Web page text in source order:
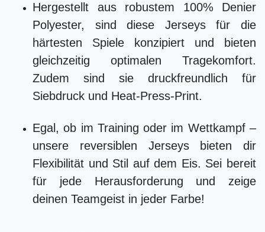
Hergestellt aus robustem 100% Denier
Polyester, sind diese Jerseys für die
härtesten Spiele konzipiert und bieten
gleichzeitig optimalen Tragekomfort.
Zudem sind sie druckfreundlich für
Siebdruck und Heat-Press-Print.
Egal, ob im Training oder im Wettkampf –
unsere reversiblen Jerseys bieten dir
Flexibilität und Stil auf dem Eis. Sei bereit
für jede Herausforderung und zeige
deinen Teamgeist in jeder Farbe!